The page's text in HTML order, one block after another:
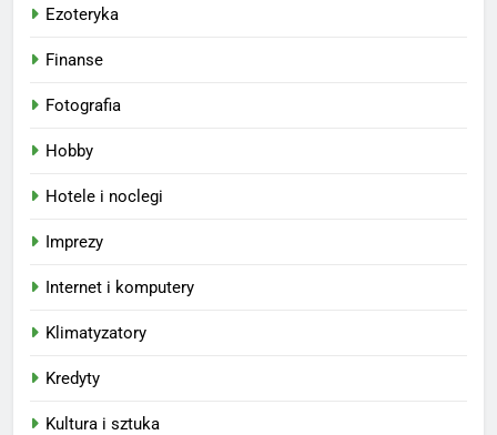
Ezoteryka
Finanse
Fotografia
Hobby
Hotele i noclegi
Imprezy
Internet i komputery
Klimatyzatory
Kredyty
Kultura i sztuka